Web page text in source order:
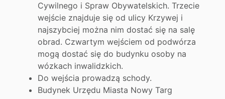
Cywilnego i Spraw Obywatelskich. Trzecie
wejście znajduje się od ulicy Krzywej i
najszybciej można nim dostać się na salę
obrad. Czwartym wejściem od podwórza
mogą dostać się do budynku osoby na
wózkach inwalidzkich.
Do wejścia prowadzą schody.
Budynek Urzędu Miasta Nowy Targ